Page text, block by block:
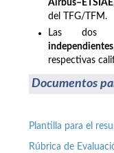
Airbus–ETSIAE
del TFG/TFM.
Las dos
independientes
respectivas
Documentos
Plantilla para el
Rúbrica de